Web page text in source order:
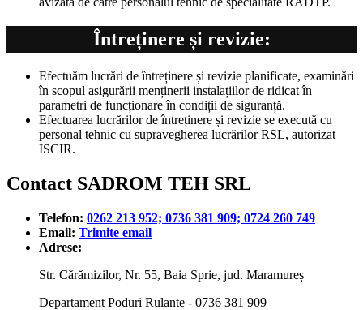
Întreținere și revizie:
Efectuăm lucrări de întreținere și revizie planificate, examinări
în scopul asigurării menținerii instalațiilor de ridicat în
parametri de funcționare în condiții de siguranță.
Efectuarea lucrărilor de întreținere și revizie se execută cu
personal tehnic cu supravegherea lucrărilor RSL, autorizat
ISCIR.
Contact SADROM TEH SRL
Telefon: 0262 213 952; 0736 381 909; 0724 260 749
Email: Trimite email
Adrese:
Str. Cărămizilor, Nr. 55, Baia Sprie, jud. Maramureș
Departament Poduri Rulante - 0736 381 909